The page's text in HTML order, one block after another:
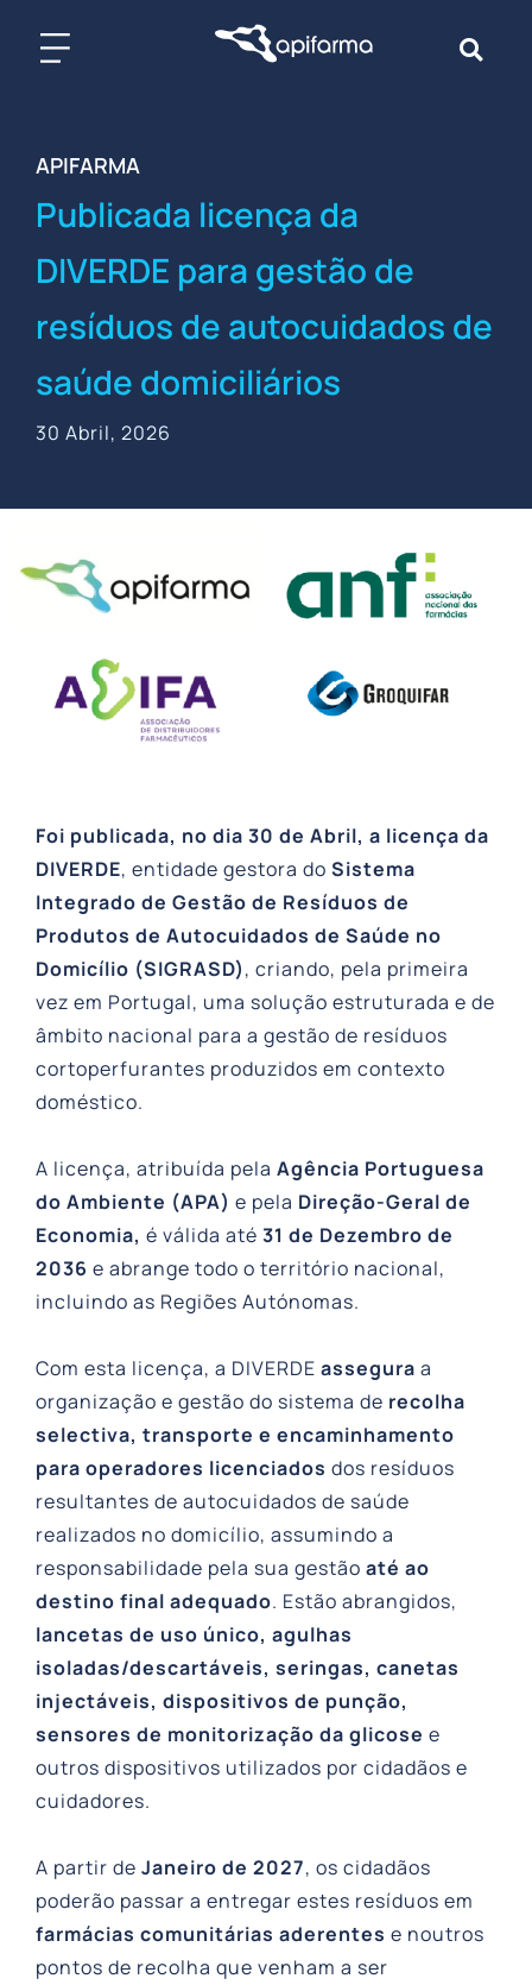
APIFARMA
Publicada licença da
DIVERDE para gestão de
resíduos de autocuidados de
saúde domiciliários
30 Abril, 2026
Foi publicada, no dia 30 de Abril, a licença da
DIVERDE, entidade gestora do Sistema
Integrado de Gestão de Resíduos de
Produtos de Autocuidados de Saúde no
Domicílio (SIGRASD), criando, pela primeira
vez em Portugal, uma solução estruturada e de
âmbito nacional para a gestão de resíduos
cortoperfurantes produzidos em contexto
doméstico.
A licença, atribuída pela Agência Portuguesa
do Ambiente (APA) e pela Direção-Geral de
Economia, é válida até 31 de Dezembro de
2036 e abrange todo o território nacional,
incluindo as Regiões Autónomas.
Com esta licença, a DIVERDE assegura a
organização e gestão do sistema de recolha
selectiva, transporte e encaminhamento
para operadores licenciados dos resíduos
resultantes de autocuidados de saúde
realizados no domicílio, assumindo a
responsabilidade pela sua gestão até ao
destino final adequado. Estão abrangidos,
lancetas de uso único, agulhas
isoladas/descartáveis, seringas, canetas
injectáveis, dispositivos de punção,
sensores de monitorização da glicose e
outros dispositivos utilizados por cidadãos e
cuidadores.
A partir de Janeiro de 2027, os cidadãos
poderão passar a entregar estes resíduos em
farmácias comunitárias aderentes e noutros
pontos de recolha que venham a ser